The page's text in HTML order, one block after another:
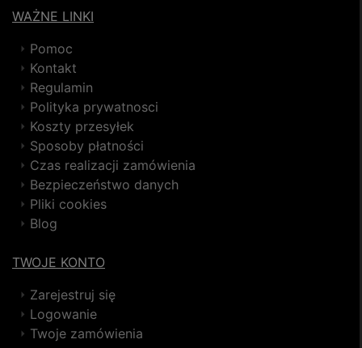
WAŻNE LINKI
Pomoc
Kontakt
Regulamin
Polityka prywatnosci
Koszty przesyłek
Sposoby płatności
Czas realizacji zamówienia
Bezpieczeństwo danych
Pliki cookies
Blog
TWOJE KONTO
Zarejestruj się
Logowanie
Twoje zamówienia